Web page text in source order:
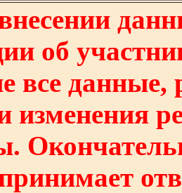
об
все
изменения